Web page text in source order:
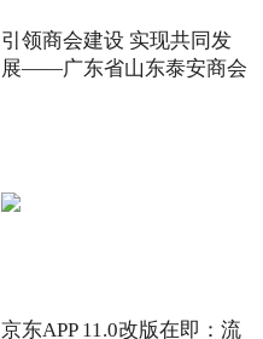
引领商会建设 实现共同发
展——广东省山东泰安商会
京东APP 11.0改版在即：流